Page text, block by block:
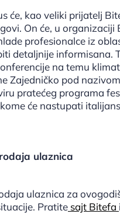
će, kao veliki prijatelj
On će, u
profesionalce iz
detaljnije informisana.
na temu
Zajedničko pod
pratećeg programa
će nastupati
ulaznica
ulaznica za
Pratite sajt Bitefa